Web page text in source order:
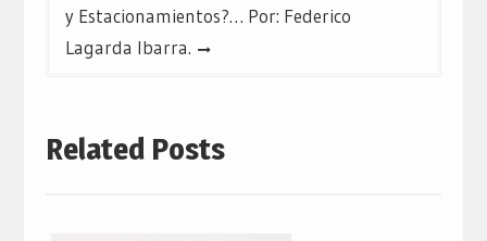
y Estacionamientos?… Por: Federico
Lagarda Ibarra.
Related Posts